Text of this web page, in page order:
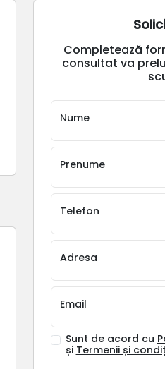
Completează
consultat va
Nume
Prenume
Telefon
Adresa
Email
Sunt de acord cu
și Termenii și